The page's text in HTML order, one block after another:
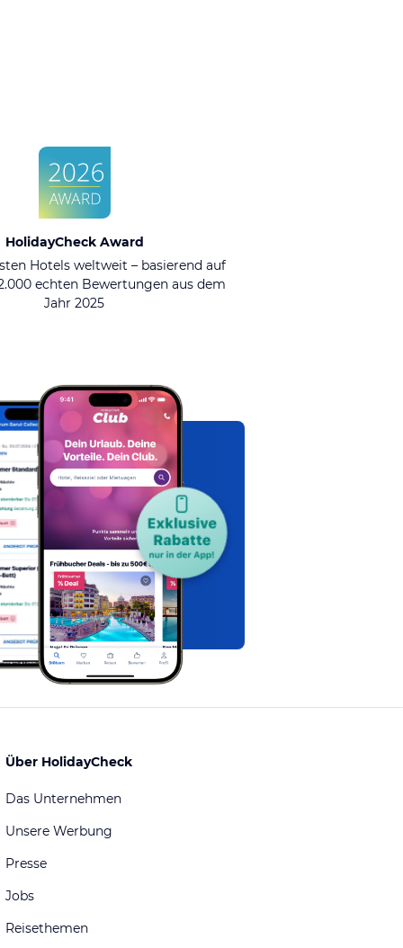
HolidayCheck Award
Hotels weltweit – basierend auf
echten Bewertungen aus dem
Jahr 2025
Über HolidayCheck
Das Unternehmen
Unsere Werbung
Presse
Jobs
Reisethemen